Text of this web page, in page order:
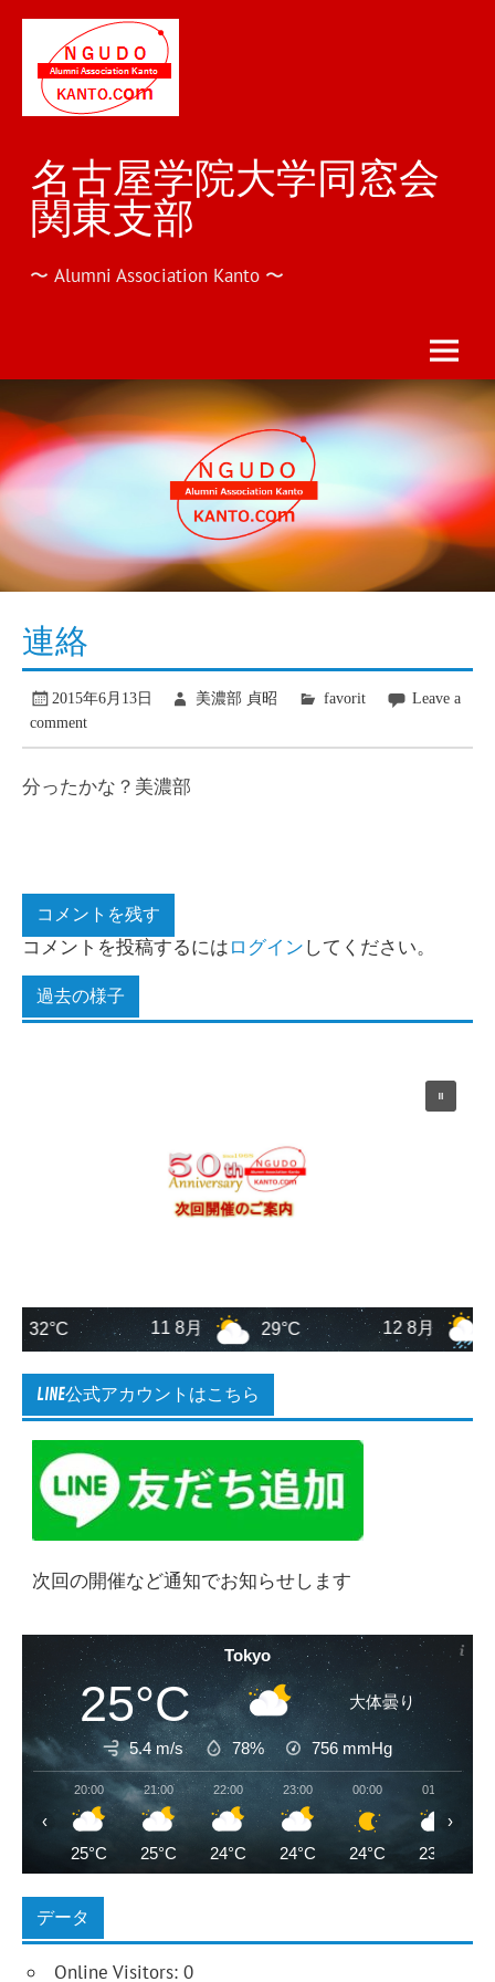
content
名古屋学院大学同窓会
関東支部
〜 Alumni Association Kanto 〜
連絡
2015年6月13日 美濃部 貞昭 favorit
Leave a
comment
分ったかな？美濃部
コメントを残す
コメントを投稿するには ログイン してください。
過去の様子
32°C 11 8月 29°C 12 8月
LINE公式アカウントはこちら
次回の開催など通知でお知らせします
Tokyo
25°C 大体曇り
5.4 m/s 78% 756 mmHg
20:00
25°C
21:00
25°C
22:00
24°C
23:00
24°C
00:00
24°C
01:00
23°C
‹ ›
データ
Online Visitors: 0